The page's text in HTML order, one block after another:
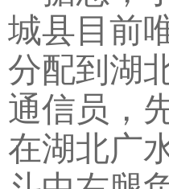
城县目前
分配到湖
通信员，
在湖北广